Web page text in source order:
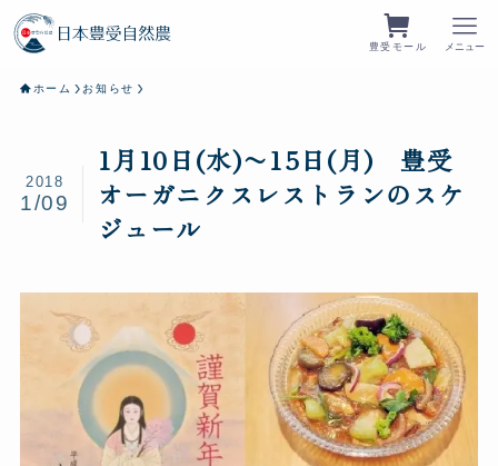
豊受モール メニュー
ホーム お知らせ
1月10日(水)〜15日(月) 豊受
オーガニクスレストランのスケ
ジュール
2018
1/09